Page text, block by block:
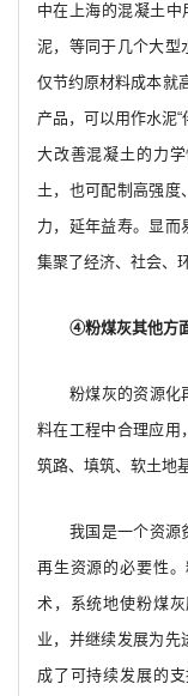
中在上海的混凝土
泥，等同于几个大型
仅节约原材料成本就
产品，可以用作水泥
大改善混凝土的力
土，也可配制高强度
力，延年益寿。显而
集聚了经济、社会、
④粉煤灰其他方
粉煤灰的资源化
料在工程中合理应用
筑路、填筑、软土地
我国是一个资源
再生资源的必要性
术，系统地使粉煤
业，并继续发展为先
成了可持续发展的